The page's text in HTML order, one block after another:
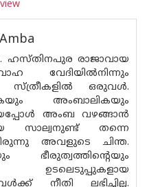
ഹസ്തിനപുര രാജാവായ
വേദിയില്‍നിന്നും
സ്ത്രീകളില്‍ ഒരുവള്‍.
അംബാലികയും
അംബ വഴങ്ങാന്‍
സാല്വനുണ്ട് തന്നെ
അവളുടെ ചിന്ത.
നീതി ലഭിച്ചില്ല.